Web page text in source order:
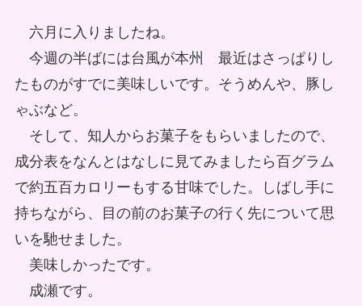
六月に入りましたね。
今週の半ばには台風が本州
最近はさっぱりし
たものがすでに美味しいです。そうめんや、豚し
ゃぶなど。
そして、知人からお菓子をもらいましたので、
成分表をなんとはなしに見てみましたら百グラム
で約五百カロリーもする甘味でした。しばし手に
持ちながら、目の前のお菓子の行く先について思
いを馳せました。
美味しかったです。
成瀬です。